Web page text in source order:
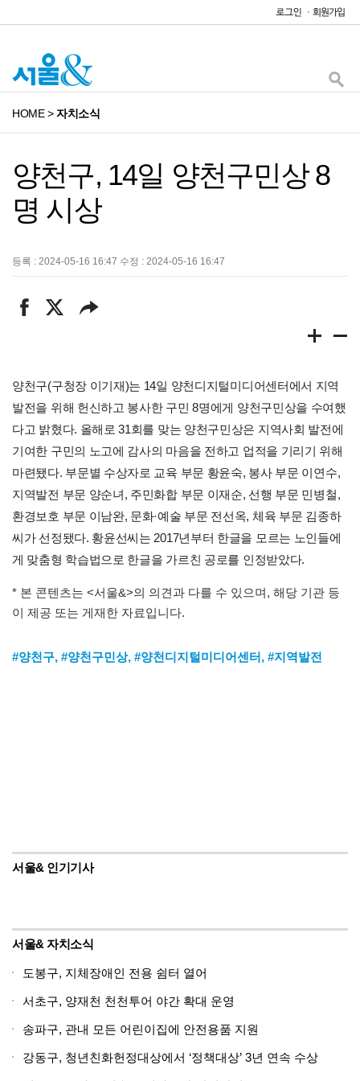
HOME>자치소식
양천구, 14일 양천구민상 8
명 시상
등록 : 2024-05-16 16:47 수정 : 2024-05-16 16:47
양천구(구청장 이기재)는 14일 양천디지털미디어센터에서 지역
발전을 위해 헌신하고 봉사한 구민 8명에게 양천구민상을 수여했
다고 밝혔다. 올해로 31회를 맞는 양천구민상은 지역사회 발전에
기여한 구민의 노고에 감사의 마음을 전하고 업적을 기리기 위해
마련됐다. 부문별 수상자로 교육 부문 황윤숙, 봉사 부문 이연수,
지역발전 부문 양순녀, 주민화합 부문 이재순, 선행 부문 민병철,
환경보호 부문 이남완, 문화·예술 부문 전선옥, 체육 부문 김종하
씨가 선정됐다. 황윤선씨는 2017년부터 한글을 모르는 노인들에
게 맞춤형 학습법으로 한글을 가르친 공로를 인정받았다.
* 본 콘텐츠는 <서울&>의 의견과 다를 수 있으며, 해당 기관 등
이 제공 또는 게재한 자료입니다.
#양천구, #양천구민상, #양천디지털미디어센터, #지역발전
서울& 인기기사
서울& 자치소식
도봉구, 지체장애인 전용 쉼터 열어
서초구, 양재천 천천투어 야간 확대 운영
송파구, 관내 모든 어린이집에 안전용품 지원
강동구, 청년친화헌정대상에서 ‘정책대상’ 3년 연속 수상